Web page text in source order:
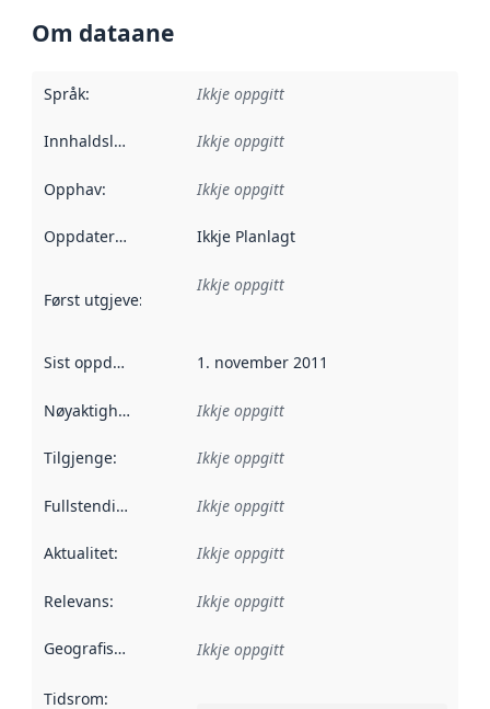
Om dataane
Språk: Ikkje oppgitt
Innhaldsleverandørar :
Ikkje oppgitt
Opphav: Ikkje oppgitt
Oppdateringsfrekvens :
Ikkje Planlagt
Først utgjeve: Denne datoen seier når dataa i dette
Ikkje oppgitt
Sist oppdatert 1. november 2011
Nøyaktigheit Ikkje oppgitt
Tilgjenge: Ikkje oppgitt
Fullstendigheit Ikkje oppgitt
Aktualitet: Ikkje oppgitt
Relevans: Ikkje oppgitt
Geografisk område Ikkje oppgitt
Tidsrom: